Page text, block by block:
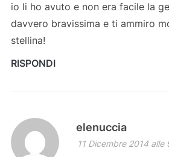
io li ho avuto e non era facile la
davvero bravissima e ti ammiro
stellina!
RISPONDI
elenuccia
11 Dicembre 2014 alle